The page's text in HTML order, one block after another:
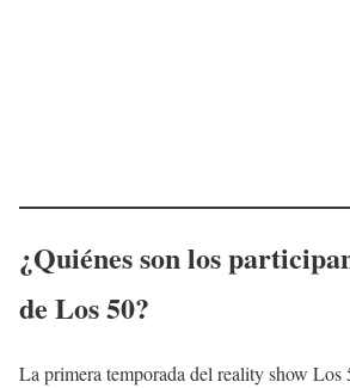
¿Quiénes son los
de Los 50?
La primera temporada del reality show Los